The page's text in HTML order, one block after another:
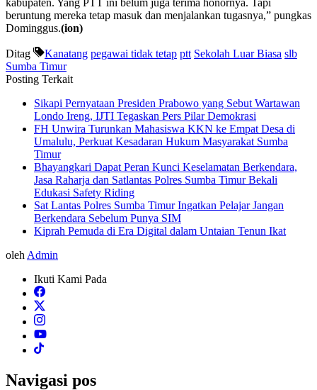
beruntung mereka tetap masuk dan menjalankan tugasnya,” pungkas
Dominggus.(ion)
Ditag Kanatang pegawai tidak tetap ptt Sekolah Luar Biasa slb
Sumba Timur
Posting Terkait
Sikapi Pernyataan Presiden Prabowo yang Sebut Wartawan
Londo Ireng, IJTI Tegaskan Pers Pilar Demokrasi
FH Unwira Turunkan Mahasiswa KKN ke Empat Desa di
Umalulu, Perkuat Kesadaran Hukum Masyarakat Sumba
Timur
Bhayangkari Dapat Peran Kunci Keselamatan Berkendara,
Jasa Raharja dan Satlantas Polres Sumba Timur Bekali
Edukasi Safety Riding
Sat Lantas Polres Sumba Timur Ingatkan Pelajar Jangan
Berkendara Sebelum Punya SIM
Kiprah Pemuda di Era Digital dalam Untaian Tenun Ikat
oleh Admin
Ikuti Kami Pada
Navigasi pos